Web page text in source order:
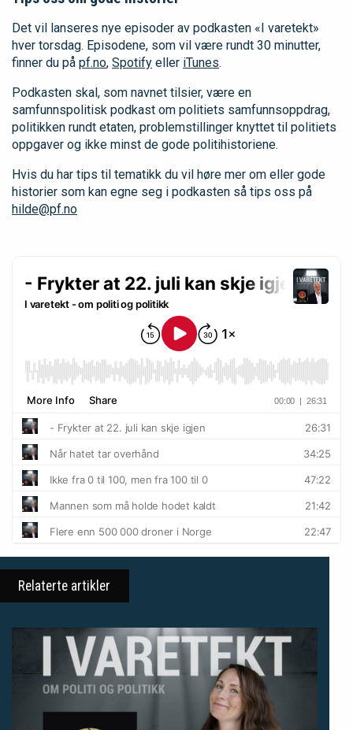
Det vil lanseres nye episoder av podkasten «I varetekt»
hver torsdag. Episodene, som vil være rundt 30 minutter,
finner du på pf.no, Spotify eller iTunes.
Podkasten skal, som navnet tilsier, være en
samfunnspolitisk podkast om politiets samfunnsoppdrag,
politikken rundt etaten, problemstillinger knyttet til politiets
oppgaver og ikke minst de gode politihistoriene.
Hvis du har tips til tematikk du vil høre mer om eller gode
historier som kan egne seg i podkasten så tips oss på
hilde@pf.no
Relaterte artikler